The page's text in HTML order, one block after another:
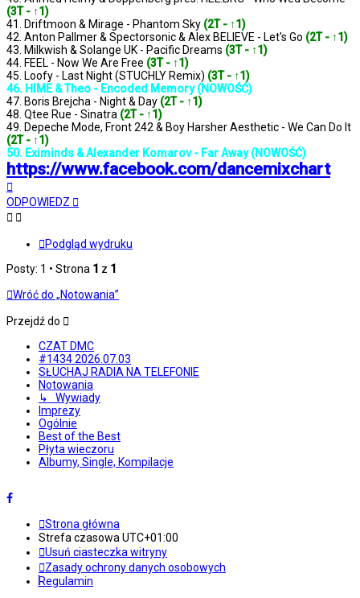
(3T - ↑1)
41. Driftmoon & Mirage - Phantom Sky (2T - ↑1)
42. Anton Pallmer & Spectorsonic & Alex BELIEVE - Let's Go (2T - ↑1)
43. Milkwish & Solange UK - Pacific Dreams (3T - ↑1)
44. FEEL - Now We Are Free (3T - ↑1)
45. Loofy - Last Night (STUCHLY Remix) (3T - ↑1)
46. HIME & Theo - Encoded Memory (NOWOŚĆ)
47. Boris Brejcha - Night & Day (2T - ↑1)
48. Qtee Rue - Sinatra (2T - ↑1)
49. Depeche Mode, Front 242 & Boy Harsher Aesthetic - We Can Do It
(2T - ↑1)
50. Eximinds & Alexander Komarov - Far Away (NOWOŚĆ)
https://www.facebook.com/dancemixchart
górę
ODPOWIEDZ
Podgląd wydruku
Posty: 1 • Strona 1 z 1
Wróć do „Notowania”
Przejdź do
CZAT DMC
#1434 2026.07.03
SŁUCHAJ RADIA NA TELEFONIE
Notowania
↳ Wywiady
Imprezy
Ogólnie
Best of the Best
Płyta wieczoru
Albumy, Single, Kompilacje
Strona główna
Strefa czasowaUTC+01:00
Usuń ciasteczka witryny
Zasady ochrony danych osobowych
Regulamin